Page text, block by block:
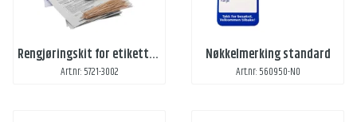
Rengjøringskit for etikettskriver
Art.nr: 5721-3002
Nøkkelmerking standard
Art.nr: 560950-NO